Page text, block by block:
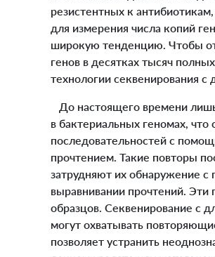
резистентных к
для измерения числа копий
широкую тенденцию. Чтобы
генов в десятках тысяч
технологии секвенирования
До настоящего времени
в бактериальных геномах,
последовательностей с
прочтением. Такие повторы
затрудняют их обнаружение
выравнивании прочтений.
образцов. Секвенирование с
могут охватывать
позволяет устранить